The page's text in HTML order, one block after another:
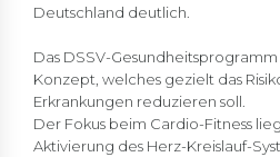
Deutschland deutlich.
Das DSSV-
Konzept, welches gezielt das
Erkrankungen reduzieren soll.
Der Fokus beim Cardio-Fitness
Aktivierung des Herz-Kreislauf-